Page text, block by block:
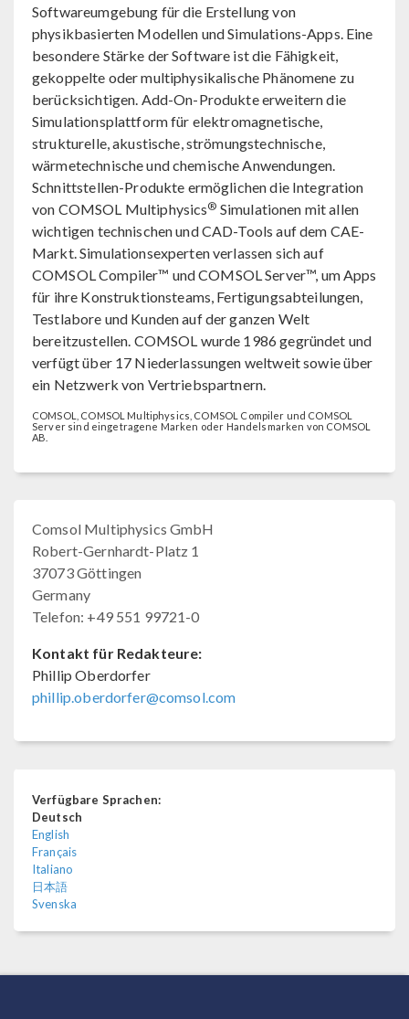
Softwareumgebung für die Erstellung von
physikbasierten Modellen und Simulations-Apps. Eine
besondere Stärke der Software ist die Fähigkeit,
gekoppelte oder multiphysikalische Phänomene zu
berücksichtigen. Add-On-Produkte erweitern die
Simulationsplattform für elektromagnetische,
strukturelle, akustische, strömungstechnische,
wärmetechnische und chemische Anwendungen.
Schnittstellen-Produkte ermöglichen die Integration
von COMSOL Multiphysics® Simulationen mit allen
wichtigen technischen und CAD-Tools auf dem CAE-
Markt. Simulationsexperten verlassen sich auf
COMSOL Compiler™ und COMSOL Server™, um Apps
für ihre Konstruktionsteams, Fertigungsabteilungen,
Testlabore und Kunden auf der ganzen Welt
bereitzustellen. COMSOL wurde 1986 gegründet und
verfügt über 17 Niederlassungen weltweit sowie über
ein Netzwerk von Vertriebspartnern.
COMSOL, COMSOL Multiphysics, COMSOL Compiler und COMSOL
Server sind eingetragene Marken oder Handelsmarken von COMSOL
AB.
Comsol Multiphysics GmbH
Robert-Gernhardt-Platz 1
37073 Göttingen
Germany
Telefon: +49 551 99721-0
Kontakt für Redakteure:
Phillip Oberdorfer
phillip.oberdorfer@comsol.com
Verfügbare Sprachen:
Deutsch
English
Français
Italiano
日本語
Svenska